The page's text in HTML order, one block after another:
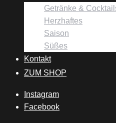
Getränke &
Herzhaftes
Saison
Süßes
Kontakt
ZUM SHOP
Instagram
Facebook